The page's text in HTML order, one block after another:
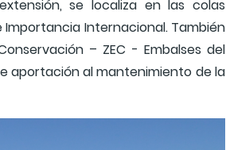
se localiza en las colas
Importancia Internacional. También
– ZEC - Embalses del
aportación al mantenimiento de la